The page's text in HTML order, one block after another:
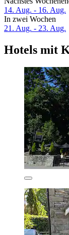
14. Aug. - 16. Aug.
In zwei Wochen
21. Aug. - 23. Aug.
Hotels mit